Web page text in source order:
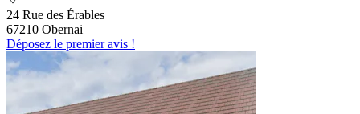
24 Rue des Érables
67210 Obernai
Déposez le premier avis !